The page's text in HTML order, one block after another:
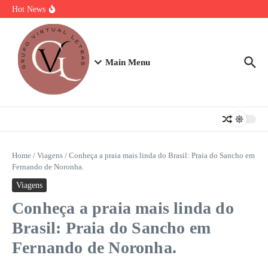
Ir para o conteúdo
Hot News
Strogonoff de frango light: A Receita Definitiva para Ganhar Massa
com Prazer
Plano de 7 Dias de Treino, Energia e Nutrição
Main Menu
Home / Viagens / Conheça a praia mais linda do Brasil: Praia do Sancho em
Fernando de Noronha.
Viagens
Conheça a praia mais linda do
Brasil: Praia do Sancho em
Fernando de Noronha.